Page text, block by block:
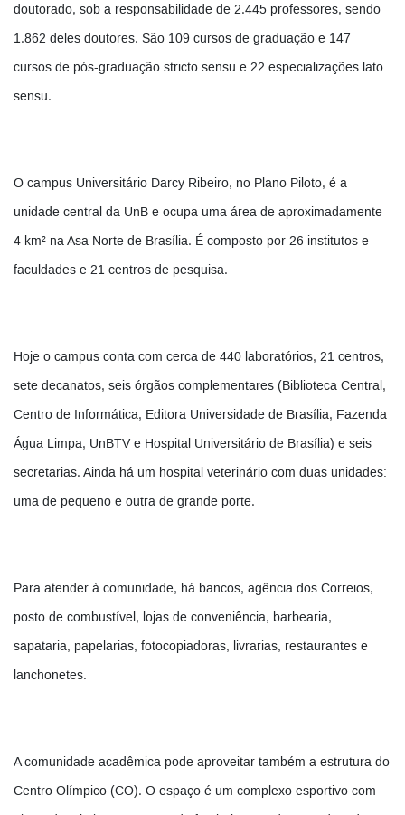
doutorado, sob a responsabilidade de 2.445 professores, sendo
1.862 deles doutores. São 109 cursos de graduação e 147
cursos de pós-graduação stricto sensu e 22 especializações lato
sensu.
O campus Universitário Darcy Ribeiro, no Plano Piloto, é a
unidade central da UnB e ocupa uma área de aproximadamente
4 km² na Asa Norte de Brasília. É composto por 26 institutos e
faculdades e 21 centros de pesquisa.
Hoje o campus conta com cerca de 440 laboratórios, 21 centros,
sete decanatos, seis órgãos complementares (Biblioteca Central,
Centro de Informática, Editora Universidade de Brasília, Fazenda
Água Limpa, UnBTV e Hospital Universitário de Brasília) e seis
secretarias. Ainda há um hospital veterinário com duas unidades:
uma de pequeno e outra de grande porte.
Para atender à comunidade, há bancos, agência dos Correios,
posto de combustível, lojas de conveniência, barbearia,
sapataria, papelarias, fotocopiadoras, livrarias, restaurantes e
lanchonetes.
A comunidade acadêmica pode aproveitar também a estrutura do
Centro Olímpico (CO). O espaço é um complexo esportivo com